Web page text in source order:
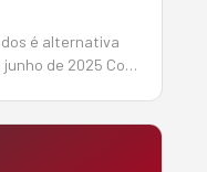
é alternativa
de 2025 Com